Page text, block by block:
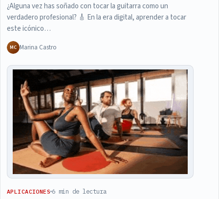
¿Alguna vez has soñado con tocar la guitarra como un
verdadero profesional? 🎸 En la era digital, aprender a tocar
este icónico…
MC Marina Castro
APLICACIONES 6 min de lectura